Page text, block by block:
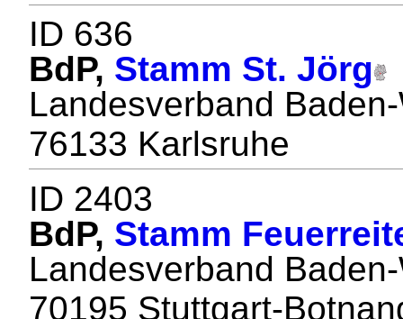
ID 636
BdP, Stamm St. Jörg
Landesverband
76133 Karlsruhe
ID 2403
BdP, Stamm
Landesverband
70195 Stuttgart-